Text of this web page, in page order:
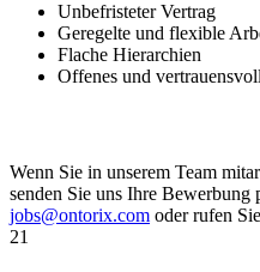
Unbefristeter Vertrag
Geregelte und flexible
Flache Hierarchien
Offenes und
Wenn Sie in unserem Team
senden Sie uns Ihre Bewerbung
jobs@ontorix.com oder rufen
21